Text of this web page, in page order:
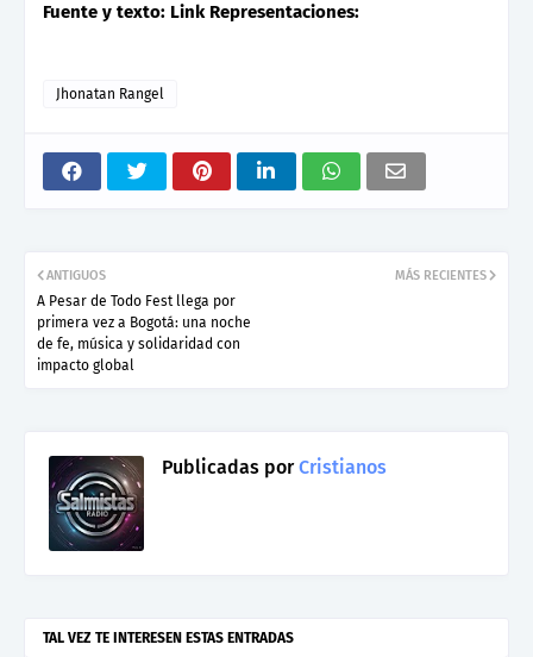
Fuente y texto: Link Representaciones:
Jhonatan Rangel
MÁS RECIENTES
ANTIGUOS
A Pesar de Todo Fest llega por
primera vez a Bogotá: una noche
de fe, música y solidaridad con
impacto global
Publicadas porCristianos
TAL VEZ TE INTERESEN ESTAS ENTRADAS